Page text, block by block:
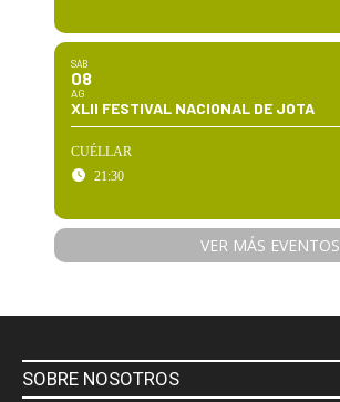
SÁB
08
AG
XLII FESTIVAL NACIONAL DE JOTA
CUÉLLAR
21:30
VER MÁS EVENTOS
SOBRE NOSOTROS